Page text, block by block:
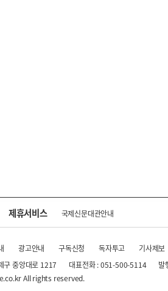
제휴서비스 국제신문대관안내
광고안내 구독신청 독자투고 기사제보
구 중앙대로 1217
대표전화 : 051-500-5114 발
All rights reserved.